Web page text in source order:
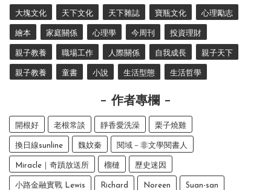
大塊文化 天下文化 天下雜誌 寶瓶文化 心理勵志
繪本 家庭關係 心理學 今周刊 投資理財
親子教養 職場工作 人際關係 自我成長 親子天下
親子教養 童書 小說 生活型態 生活哲學
作者專欄
開根好 老根常談 靜香愛洗澡 栗子燒雞
換日線sunline 魏妏秦 閱域－非文學閱書人
Miracle｜奇蹟放送所 榴槤 歷史迷因
小路金融實戰 Lewis Richard Noreen Suan-san